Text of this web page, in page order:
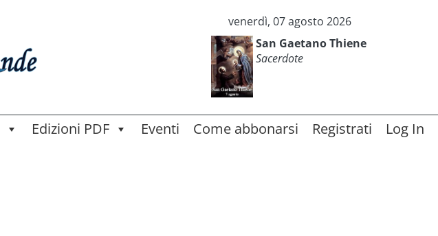
venerdì, 07 agosto 2026
San Gaetano Thiene
Sacerdote
Edizioni PDF Eventi Come abbonarsi Registrati Log In